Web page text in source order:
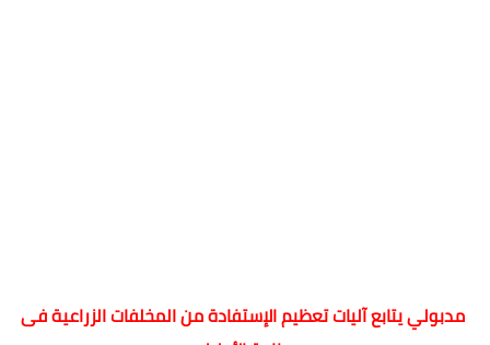
مدبولي يتابع آليات تعظيم الإستفادة من المخلفات الزراعية فى